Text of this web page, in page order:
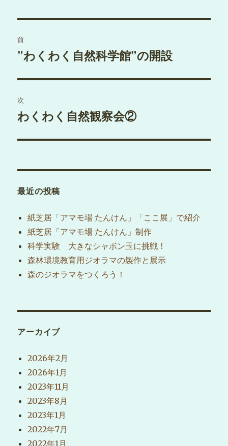
稿
ビ
ゲ
ー
ン
前
過
の
投
稿:
”わくわく自然科学館”の開設
次
次
投
わくわく自然観察会②
最近の投稿
紙芝居「アマモ場 たんけん」「ここ展」で紹介
紙芝居「アマモ場 たんけん」制作
科学実験 大きなシャボン玉に挑戦！
森林環境教育用ジオラマの製作と展示
森のジオラマをつくろう！
アーカイブ
2026年2月
2026年1月
2023年11月
2023年8月
2023年1月
2022年7月
2022年1月